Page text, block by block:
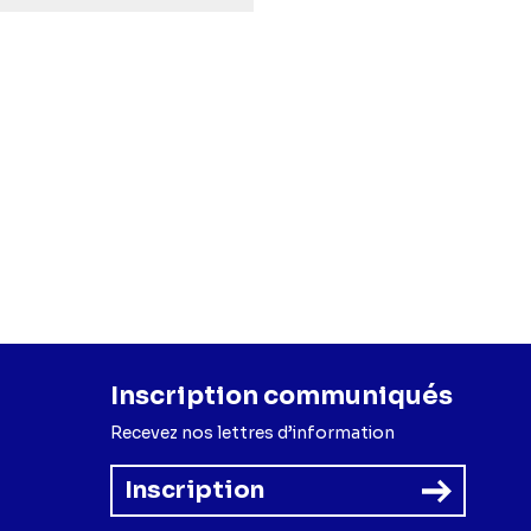
Inscription communiqués
Recevez nos lettres d’information
Inscription